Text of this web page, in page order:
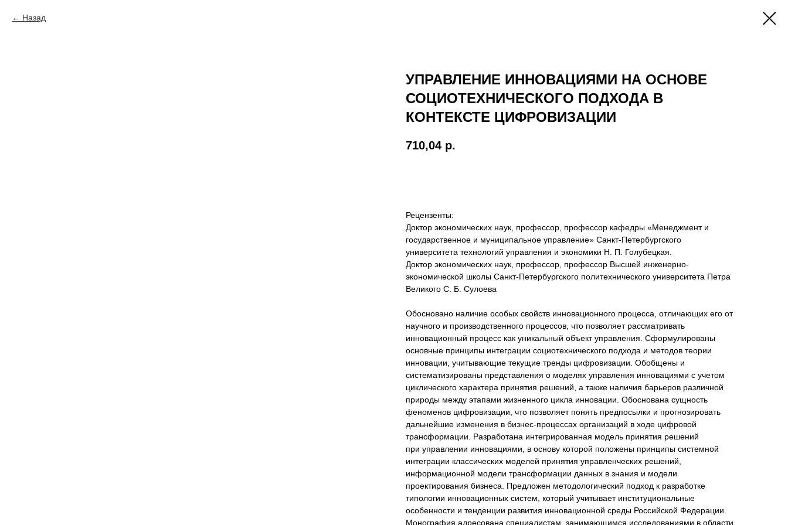
Назад
УПРАВЛЕНИЕ ИННОВАЦИЯМИ НА ОСНОВЕ
СОЦИОТЕХНИЧЕСКОГО ПОДХОДА В
КОНТЕКСТЕ ЦИФРОВИЗАЦИИ
710,04 р.
Рецензенты:
Доктор экономических наук, профессор, профессор кафедры «Менеджмент и
государственное и муниципальное управление» Санкт-Петербургского
университета технологий управления и экономики Н. П. Голубецкая.
Доктор экономических наук, профессор, профессор Высшей инженерно-
экономической школы Санкт-Петербургского политехнического университета Петра
Великого С. Б. Сулоева
Обосновано наличие особых свойств инновационного процесса, отличающих его от
научного и производственного процессов, что позволяет рассматривать
инновационный процесс как уникальный объект управления. Сформулированы
основные принципы интеграции социотехнического подхода и методов теории
инновации, учитывающие текущие тренды цифровизации. Обобщены и
систематизированы представления о моделях управления инновациями с учетом
циклического характера принятия решений, а также наличия барьеров различной
природы между этапами жизненного цикла инновации. Обоснована сущность
феноменов цифровизации, что позволяет понять предпосылки и прогнозировать
дальнейшие изменения в бизнес-процессах организаций в ходе цифровой
трансформации. Разработана интегрированная модель принятия решений
при управлении инновациями, в основу которой положены принципы системной
интеграции классических моделей принятия управленческих решений,
информационной модели трансформации данных в знания и модели
проектирования бизнеса. Предложен методологический подход к разработке
типологии инновационных систем, который учитывает институциональные
особенности и тенденции развития инновационной среды Российской Федерации.
Монография адресована специалистам, занимающимся исследованиями в области